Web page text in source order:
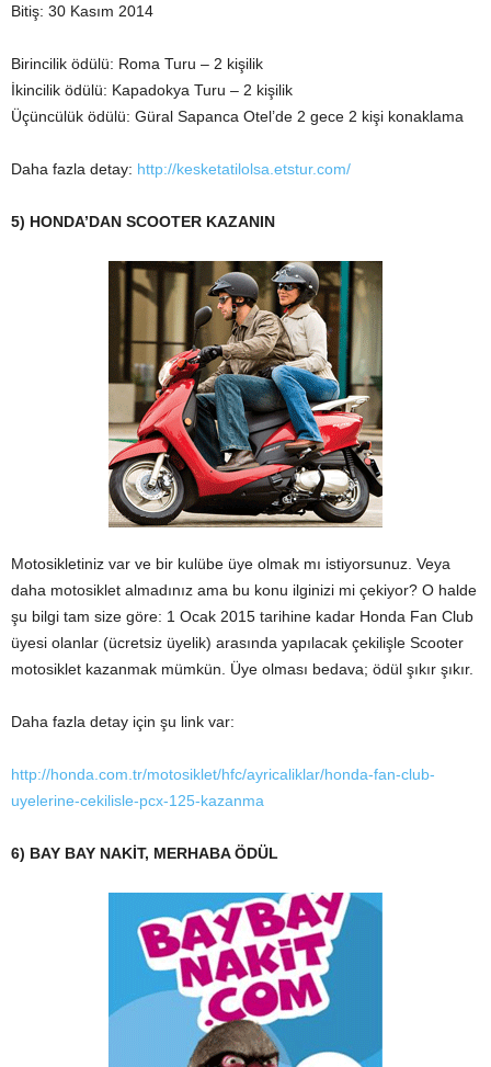
Bitiş: 30 Kasım 2014
Birincilik ödülü: Roma Turu – 2 kişilik
İkincilik ödülü: Kapadokya Turu – 2 kişilik
Üçüncülük ödülü: Güral Sapanca Otel’de 2 gece 2 kişi konaklama
Daha fazla detay: http://kesketatilolsa.etstur.com/
5) HONDA’DAN SCOOTER KAZANIN
Motosikletiniz var ve bir kulübe üye olmak mı istiyorsunuz. Veya
daha motosiklet almadınız ama bu konu ilginizi mi çekiyor? O halde
şu bilgi tam size göre: 1 Ocak 2015 tarihine kadar Honda Fan Club
üyesi olanlar (ücretsiz üyelik) arasında yapılacak çekilişle Scooter
motosiklet kazanmak mümkün. Üye olması bedava; ödül şıkır şıkır.
Daha fazla detay için şu link var:
http://honda.com.tr/motosiklet/hfc/ayricaliklar/honda-fan-club-
uyelerine-cekilisle-pcx-125-kazanma
6) BAY BAY NAKİT, MERHABA ÖDÜL